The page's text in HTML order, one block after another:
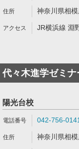
神奈川県相
JR横浜線 淵
代々木進学ゼミナ
陽光台校
042-756-0141
神奈川県相